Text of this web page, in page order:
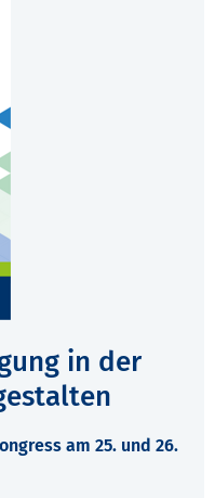
in der
am 25. und 26.